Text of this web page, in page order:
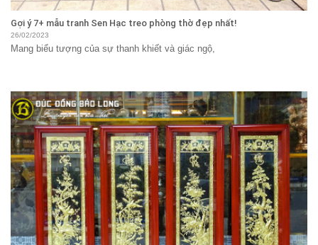
Gợi ý 7+ mẫu tranh Sen Hạc treo phòng thờ đẹp nhất!
26/02/2023
Mang biểu tượng của sự thanh khiết và giác ngộ,